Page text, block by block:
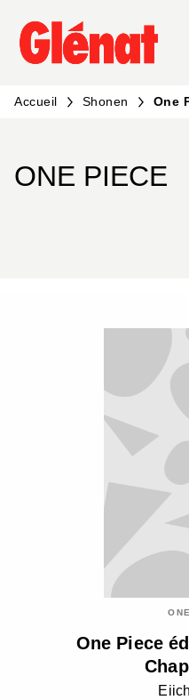
MENU RECHERCHE
PIED DE PAGE
Accueil Shonen One
ONE PIECE
One Piece